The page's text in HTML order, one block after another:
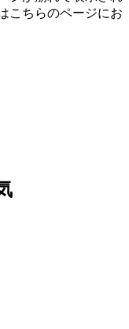
こちらのページにお